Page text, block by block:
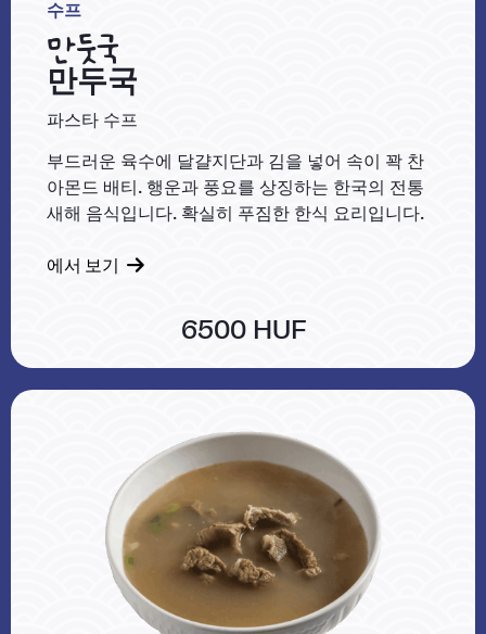
수프
만둣국
만두국
파스타 수프
부드러운 육수에 달걀지단과 김을 넣어 속이 꽉 찬
아몬드 배티. 행운과 풍요를 상징하는 한국의 전통
새해 음식입니다. 확실히 푸짐한 한식 요리입니다.
에서 보기
6500 HUF